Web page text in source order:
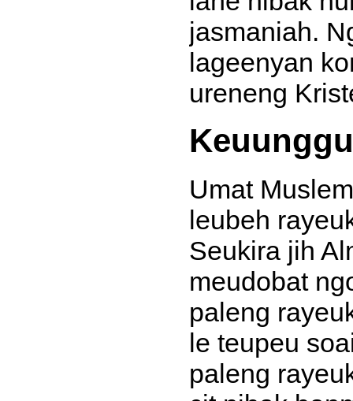
jasmaniah.
lageenyan
ureneng
Umat
leubeh
Seukira jih
meudobat
paleng
le teupeu
paleng